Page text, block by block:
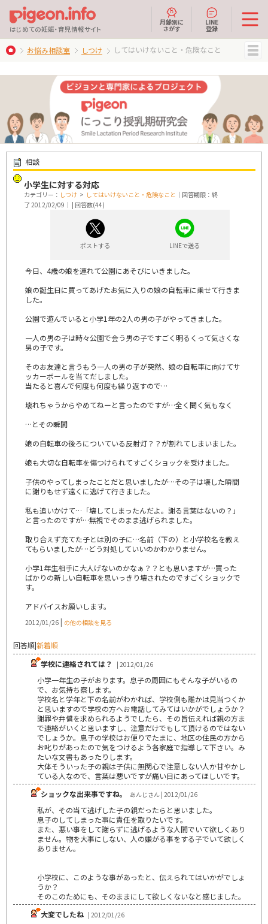
はじめての妊娠・育児情報サイト
月齢別に
さがす
LINE
登録
お悩み相談室 しつけ してはいけないこと・危険なこと
相談
小学生に対する対応
カテゴリー： しつけ > してはいけないこと・危険なこと ｜回答期限：終
了 2012/02/09｜ | 回答数(44)
ポストする LINEで送る
今日、4歳の娘を連れて公園にあそびにいきました。
娘の誕生日に買ってあげたお気に入りの娘の自転車に乗せて行きま
した。
公園で遊んでいると小学1年の2人の男の子がやってきました。
一人の男の子は時々公園で会う男の子ですごく明るくって気さくな
男の子です。
そのお友達と言うもう一人の男の子が突然、娘の自転車に向けてサ
ッカーボールを当てだしました。
当たると喜んで何度も何度も繰り返すので…
壊れちゃうからやめてねーと言ったのですが…全く聞く気もなく
…とその瞬間
娘の自転車の後ろについている反射灯？？が割れてしまいました。
娘も大切な自転車を傷つけられてすごくショックを受けました。
子供のやってしまったことだと思いましたが…その子は壊した瞬間
に謝りもせず遠くに逃げて行きました。
私も追いかけて…「壊してしまったんだよ。謝る言葉はないの？」
と言ったのですが…無視でそのまま逃げられました。
取り合えず充てた子とは別の子に…名前（下の）と小学校名を教え
てもらいましたが…どう対処していいのかわかりません。
小学1年生相手に大人げないのかなぁ？？とも思いますが…買った
ばかりの新しい自転車を思いっきり壊されたのですごくショックで
す。
アドバイスお願いします。
2012/01/26 | の他の相談を見る
回答順|新着順
学校に連絡されては？
| 2012/01/26
小学一年生の子がおります。息子の周囲にもそんな子がいるの
で、お気持ち察します。
学校名と学年と下の名前がわかれば、学校側も誰かは見当つくか
と思いますので学校の方へお電話してみてはいかがでしょうか？
謝罪や弁償を求められるようでしたら、その旨伝えれば親の方ま
で連絡がいくと思いますし、注意だけでもして頂けるのではない
でしょうか。息子の学校はお便りでたまに、地区の住民の方から
お叱りがあったので気をつけるよう各家庭で指導して下さい。み
たいな文書もあったりします。
大体そういった子の親は子供に無関心で注意しない人か甘やかし
ている人なので、言葉は悪いですが痛い目にあってほしいです。
ショックな出来事ですね。
あんじさん | 2012/01/26
私が、その当て逃げした子の親だったらと思いました。
息子のしてしまった事に責任を取りたいです。
また、悪い事をして謝らずに逃げるような人間でいて欲しくあり
ません。物を大事にしない、人の嫌がる事をする子でいて欲しく
ありません。
小学校に、このような事があったと、伝えられてはいかがでしょ
うか？
そのこのためにも、そのままにして欲しくないなと感じました。
大変でしたね | 2012/01/26